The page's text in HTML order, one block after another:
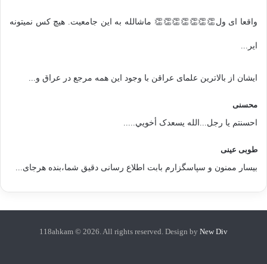
واقعا ای ول👏👏👏👏👏👏👏 ماشالله به این جامعیت. هیچ کس نمیتونه
ایر...
ایشان از بالاترین علمای عراقن با وجود این همه مرجع در عراق و...
محسنی
احسنتم یا رجل...الله یسعدک أخويي.....
طوبی عینی
بیسار ممنون و سپاسگزارم بابت اطلاع رسانی دقیق شما،بنده هرجای...
118ahkam © 2026. All rights reserved. Design by New Div